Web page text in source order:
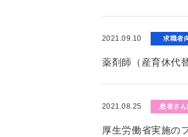
2021.09.10 求職者
薬剤師（産育休代
2021.08.25 患者さ
厚生労働省実施の